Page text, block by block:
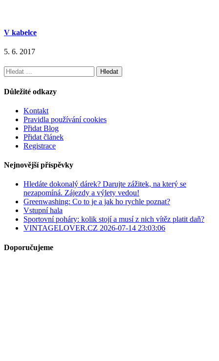
V kabelce
5. 6. 2017
Vyhledávání
Důležité odkazy
Kontakt
Pravidla používání cookies
Přidat Blog
Přidat článek
Registrace
Nejnovější příspěvky
Hledáte dokonalý dárek? Darujte zážitek, na který se
nezapomíná. Zájezdy a výlety vedou!
Greenwashing: Co to je a jak ho rychle poznat?
Vstupní hala
Sportovní poháry: kolik stojí a musí z nich vítěz platit daň?
VINTAGELOVER.CZ 2026-07-14 23:03:06
Doporučujeme